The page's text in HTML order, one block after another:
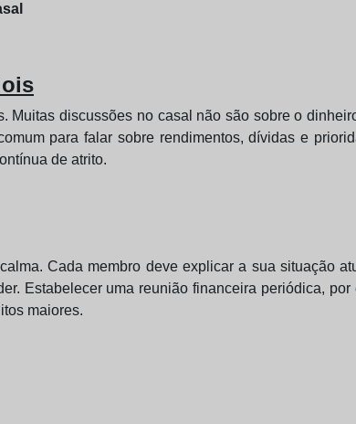
discussões no casal não são sobre o
para falar sobre rendimentos, dívidas e
de atrito.
Cada membro deve explicar a sua situação
Estabelecer uma reunião financeira periódica,
maiores.